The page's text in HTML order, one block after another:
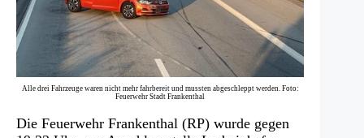
Alle drei Fahrzeuge waren nicht mehr fahrbereit und mussten abgeschleppt werden. Foto:
Feuerwehr Stadt Frankenthal
Die Feuerwehr Frankenthal (RP) wurde gegen